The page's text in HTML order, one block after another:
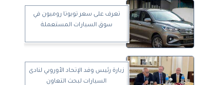
تعرف على سعر تويوتا روميون في
سوق السيارات المستعملة
زيارة رئيس وفد الإتحاد الأوروبي لنادى
السيارات لبحث التعاون